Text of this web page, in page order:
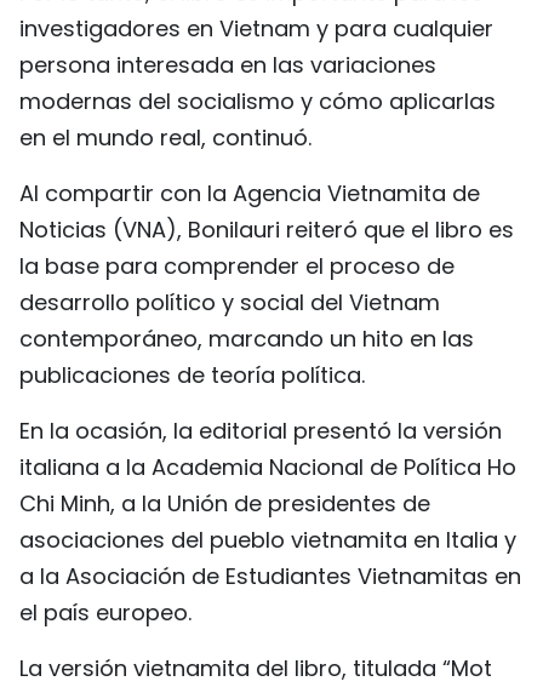
investigadores en Vietnam y para cualquier
persona interesada en las variaciones
modernas del socialismo y cómo aplicarlas
en el mundo real, continuó.
Al compartir con la Agencia Vietnamita de
Noticias (VNA), Bonilauri reiteró que el libro es
la base para comprender el proceso de
desarrollo político y social del Vietnam
contemporáneo, marcando un hito en las
publicaciones de teoría política.
En la ocasión, la editorial presentó la versión
italiana a la Academia Nacional de Política Ho
Chi Minh, a la Unión de presidentes de
asociaciones del pueblo vietnamita en Italia y
a la Asociación de Estudiantes Vietnamitas en
el país europeo.
La versión vietnamita del libro, titulada “Mot